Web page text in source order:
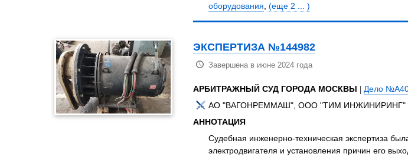
оборудования, (еще 2 ... )
ЭКСПЕРТИЗА №144982
Завершена в июне 2024 года
АРБИТРАЖНЫЙ СУД ГОРОДА МОСКВЫ | Дело
АО "ВАГОНРЕММАШ", ООО "ТИМ ИНЖИНИРИНГ"
АННОТАЦИЯ
Судебная инженерно-техническая экспертиза
электродвигателя и установления причин его